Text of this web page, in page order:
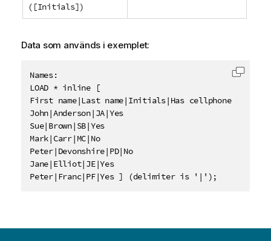
([Initials])
Data som används i exemplet:
Names:
LOAD * inline [
First name|Last name|Initials|Has cellphone
John|Anderson|JA|Yes
Sue|Brown|SB|Yes
Mark|Carr|MC|No
Peter|Devonshire|PD|No
Jane|Elliot|JE|Yes
Peter|Franc|PF|Yes ] (delimiter is '|');